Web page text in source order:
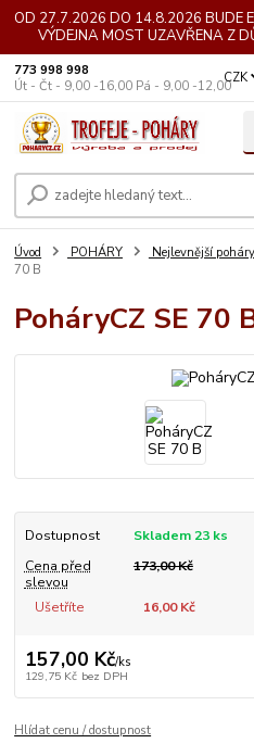
OD 27.7.2026 DO 14.8.2026 BUDE
VÝDEJNA MOST UZAVŘENA Z
CZK
773 998 998
Út - Čt - 9,00 -16,00 Pá - 9,00 -12,00
Úvod POHÁRY Nejlevnější
70 B
PoháryCZ SE 70
Dostupnost
Skladem 23 ks
Cena před
slevou
173,00 Kč
Ušetříte 16,00 Kč
157,00 Kč/ks
129,75 Kč bez DPH
Hlídat cenu / dostupnost